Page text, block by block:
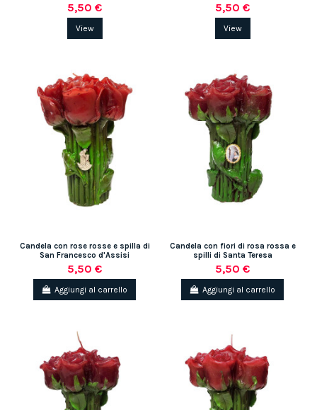
5,50 €
View
5,50 €
View
Candela con rose rosse e spilla di
San Francesco d'Assisi
5,50 €
Aggiungi al carrello
Candela con fiori di rosa rossa e
spilli di Santa Teresa
5,50 €
Aggiungi al carrello